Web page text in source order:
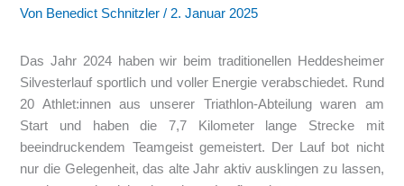
Von Benedict Schnitzler/2. Januar 2025
Das Jahr 2024 haben wir beim traditionellen Heddesheimer
Silvesterlauf sportlich und voller Energie verabschiedet. Rund
20 Athlet:innen aus unserer Triathlon-Abteilung waren am
Start und haben die 7,7 Kilometer lange Strecke mit
beeindruckendem Teamgeist gemeistert. Der Lauf bot nicht
nur die Gelegenheit, das alte Jahr aktiv ausklingen zu lassen,